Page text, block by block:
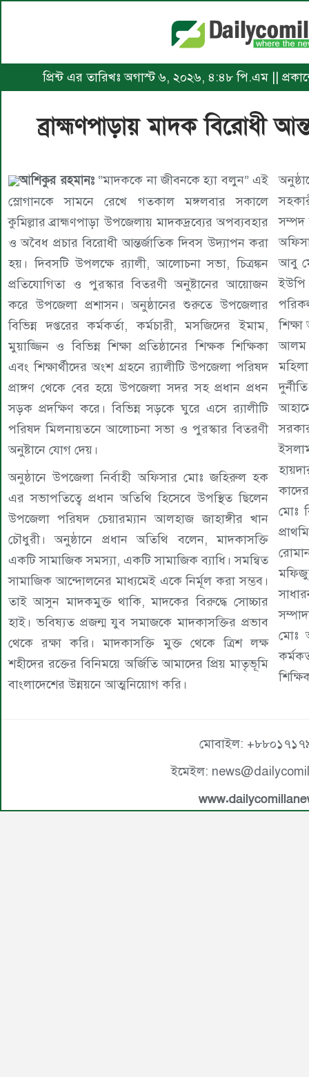
প্রিন্ট এর তারিখঃ অগাস্ট ৬, ২০২৬, ৪:৪৮ পি.এম ||
ব্রাহ্মণপাড়ায় মাদক বিরোধী
আশিকুর রহমানঃ “মাদককে না জীবনকে হ্যা বলুন” এই
স্লোগানকে সামনে রেখে গতকাল মঙ্গলবার সকালে
কুমিল্লার ব্রাহ্মণপাড়া উপজেলায় মাদকদ্রব্যের অপব্যবহার
ও অবৈধ প্রচার বিরোধী আন্তর্জাতিক দিবস উদ্যাপন করা
হয়। দিবসটি উপলক্ষে র‌্যালী, আলোচনা সভা, চিত্রঙ্কন
প্রতিযোগিতা ও পুরস্কার বিতরণী অনুষ্টানের আয়োজন
করে উপজেলা প্রশাসন। অনুষ্ঠানের শুরুতে উপজেলার
বিভিন্ন দপ্তরের কর্মকর্তা, কর্মচারী, মসজিদের ইমাম,
মুয়াজ্জিন ও বিভিন্ন শিক্ষা প্রতিষ্ঠানের শিক্ষক শিক্ষিকা
এবং শিক্ষার্থীদের অংশ গ্রহনে র‌্যালীটি উপজেলা পরিষদ
প্রাঙ্গণ থেকে বের হয়ে উপজেলা সদর সহ প্রধান প্রধন
সড়ক প্রদক্ষিণ করে। বিভিন্ন সড়কে ঘুরে এসে র‌্যালীটি
পরিষদ মিলনায়তনে আলোচনা সভা ও পুরস্কার বিতরণী
অনুষ্টানে যোগ দেয়।
অনুষ্ঠানে উপজেলা নির্বাহী অফিসার মোঃ জহিরুল হক
এর সভাপতিত্বে প্রধান অতিথি হিসেবে উপস্থিত ছিলেন
উপজেলা পরিষদ চেয়ারম্যান আলহাজ জাহাঙ্গীর খান
চৌধুরী। অনুষ্ঠানে প্রধান অতিথি বলেন, মাদকাসক্তি
একটি সামাজিক সমস্যা, একটি সামাজিক ব্যাধি। সমন্বিত
সামাজিক আন্দোলনের মাধ্যমেই একে নির্মূল করা সম্ভব।
তাই আসুন মাদকমুক্ত থাকি, মাদকের বিরুদ্ধে সোচ্চার
হাই। ভবিষ্যত প্রজন্ম যুব সমাজকে মাদকাসক্তির প্রভাব
থেকে রক্ষা করি। মাদকাসক্তি মুক্ত থেকে ত্রিশ লক্ষ
শহীদের রক্তের বিনিময়ে অর্জিতি আমাদের প্রিয় মাতৃভূমি
বাংলাদেশের উন্নয়নে আত্মনিয়োগ করি।
সম্পদ
আবু
ইউপি
আলম
মোঃ
মোঃ
মোবাইল:
ইমেইল: